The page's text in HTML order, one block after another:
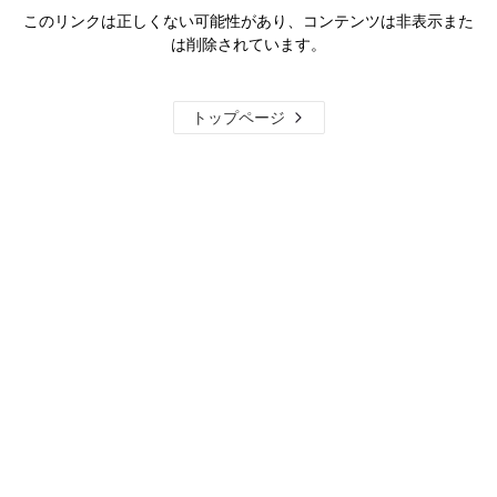
このリンクは正しくない可能性があり、コンテンツは非表示また
は削除されています。
トップページ